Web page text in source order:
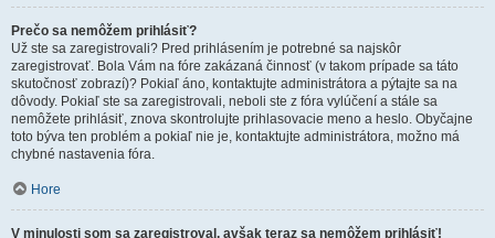
Prečo sa nemôžem prihlásiť?
Už ste sa zaregistrovali? Pred prihlásením je potrebné sa najskôr
zaregistrovať. Bola Vám na fóre zakázaná činnosť (v takom prípade sa táto
skutočnosť zobrazí)? Pokiaľ áno, kontaktujte administrátora a pýtajte sa na
dôvody. Pokiaľ ste sa zaregistrovali, neboli ste z fóra vylúčení a stále sa
nemôžete prihlásiť, znova skontrolujte prihlasovacie meno a heslo. Obyčajne
toto býva ten problém a pokiaľ nie je, kontaktujte administrátora, možno má
chybné nastavenia fóra.
Hore
V minulosti som sa zaregistroval, avšak teraz sa nemôžem prihlásiť!